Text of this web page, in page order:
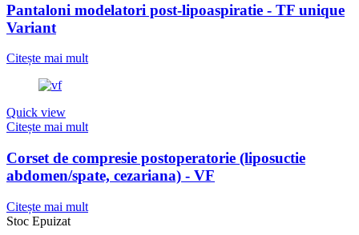
Pantaloni modelatori post-lipoaspiratie - TF unique
Variant
Citește mai mult
Quick view
Citește mai mult
Corset de compresie postoperatorie (liposuctie
abdomen/spate, cezariana) - VF
Citește mai mult
Stoc Epuizat